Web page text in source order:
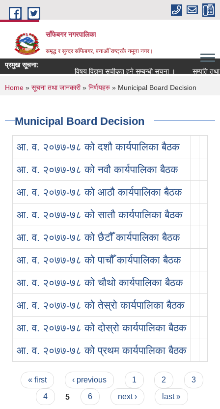
Skip to main content
साँफेबगर नगरपालिका
समृद्ध र सुन्दर साँफेबगर, बनाऔँ राष्ट्रकै नमूना नगर।
प्रमुख सूचना:
विषय विज्ञमा सुचीकृत हुने सम्बन्धी सूचना ।
सम्पति तथा
You are here
Home » सूचना तथा जानकारी» निर्णयहरु » Municipal Board Decision
Municipal Board Decision
आ. व. २०७७-७८ को दशौ कार्यपालिका बैठक
आ. व. २०७७-७८ को नवौ कार्यपालिका बैठक
आ. व. २०७७-७८ को आठौ कार्यपालिका बैठक
आ. व. २०७७-७८ को सातौ कार्यपालिका बैठक
आ. व. २०७७-७८ को छैटौँ कार्यपालिका बैठक
आ. व. २०७७-७८ को पाचौँ कार्यपालिका बैठक
आ. व. २०७७-७८ को चौथो कार्यपालिका बैठक
आ. व. २०७७-७८ को तेस्रो कार्यपालिका बैठक
आ. व. २०७७-७८ को दोस्रो कार्यपालिका बैठक
आ. व. २०७७-७८ को प्रथम कार्यपालिका बैठक
Pages
« first ‹ previous 1 2
3
4
5 6 next › last »